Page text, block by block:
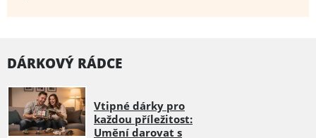
DÁRKOVÝ RÁDCE
Vtipné dárky pro
každou příležitost:
Umění darovat s